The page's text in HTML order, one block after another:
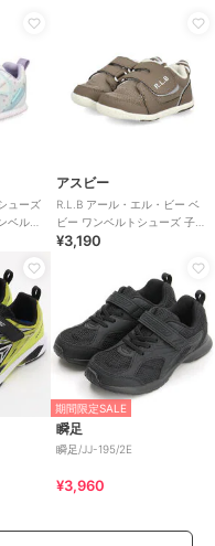
ューズ
ベルト
アスビー
R.L.B アール・エル・ビー ベ
ビー ワンベルトシューズ 子供
靴 キッズスニーカー ストラッ
¥3,190
期間限定SALE
瞬足
瞬足/JJ-195/2E
¥3,960